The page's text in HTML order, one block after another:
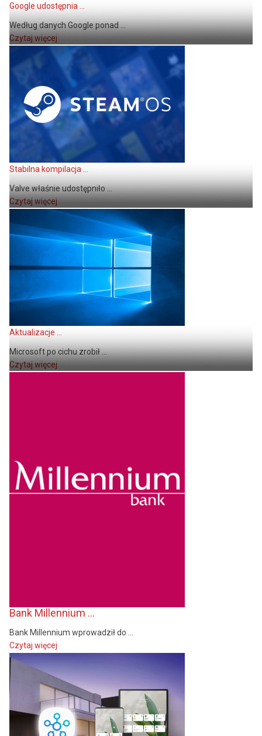
Google udostępnia ...
Według danych Google ponad ...
Czytaj więcej
Stabilna kompilacja ...
Valve właśnie udostępniło ...
Czytaj więcej
Aktualizacje ...
Microsoft po cichu zrobił ...
Czytaj więcej
Bank Millennium ...
Bank Millennium wprowadził do ...
Czytaj więcej